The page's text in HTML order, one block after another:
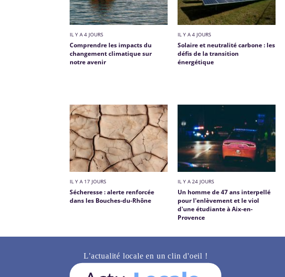
IL Y A 4 JOURS
Comprendre les impacts du
changement climatique sur
notre avenir
IL Y A 4 JOURS
Solaire et neutralité carbone : les
défis de la transition
énergétique
IL Y A 17 JOURS
Sécheresse : alerte renforcée
dans les Bouches-du-Rhône
IL Y A 24 JOURS
Un homme de 47 ans interpellé
pour l'enlèvement et le viol
d'une étudiante à Aix-en-
Provence
L'actualité locale en un clin d'oeil !